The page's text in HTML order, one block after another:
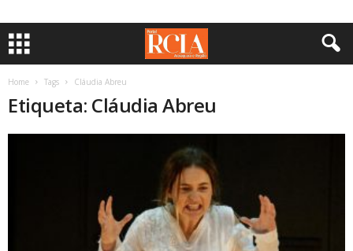
Home Tags Cláudia Abreu
Etiqueta: Cláudia Abreu